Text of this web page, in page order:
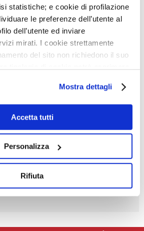
statistiche; e cookie di profilazione
le preferenze dell’utente al
dell’utente ed inviare
mirati. I cookie strettamente
del sito non richiedono il suo
esprimere preferenze può chiudere
tasto x; in tal caso potranno
i cookie strettamente necessari al
Per “Maggiori Informazioni” la
Mostra dettagli
Accetta tutti
Personalizza
Rifiuta
NOSTRA UOS DI RM
CUORE
PER I CORSI AUTUNNALI
ACADEMY
FASE DEL PROGETTO DI
IN ANGOLA
AL CONGRESSO
le ultime news del